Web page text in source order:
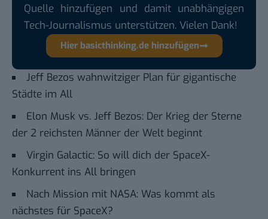
Quelle hinzufügen und damit unabhängigen
Tech-Journalismus unterstützen. Vielen Dank!
Hier basicthinking.de hinzufügen
Jeff Bezos wahnwitziger Plan für gigantische
Städte im All
Elon Musk vs. Jeff Bezos: Der Krieg der Sterne
der 2 reichsten Männer der Welt beginnt
Virgin Galactic: So will dich der SpaceX-
Konkurrent ins All bringen
Nach Mission mit NASA: Was kommt als
nächstes für SpaceX?